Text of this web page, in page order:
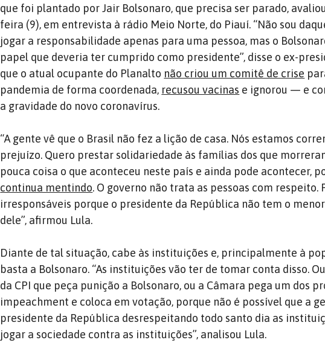
que foi plantado por Jair Bolsonaro, que precisa ser parado,
feira (9), em entrevista à rádio Meio Norte, do Piauí. “Não sou
jogar a responsabilidade apenas para uma pessoa, mas o
papel que deveria ter cumprido como presidente”, disse o ex-
que o atual ocupante do Planalto não criou um comitê de crise
pandemia de forma coordenada, recusou vacinas e ignorou — e
a gravidade do novo coronavírus.
“A gente vê que o Brasil não fez a lição de casa. Nós estamos
prejuízo. Quero prestar solidariedade às famílias dos que
pouca coisa o que aconteceu neste país e ainda pode acontecer,
continua mentindo. O governo não trata as pessoas com respeito.
irresponsáveis porque o presidente da República não tem o
dele”, afirmou Lula.
Diante de tal situação, cabe às instituições e, principalmente à
basta a Bolsonaro. “As instituições vão ter de tomar conta disso.
da CPI que peça punição a Bolsonaro, ou a Câmara pega um dos
impeachment e coloca em votação, porque não é possível que a
presidente da República desrespeitando todo santo dia as
jogar a sociedade contra as instituições”, analisou Lula.